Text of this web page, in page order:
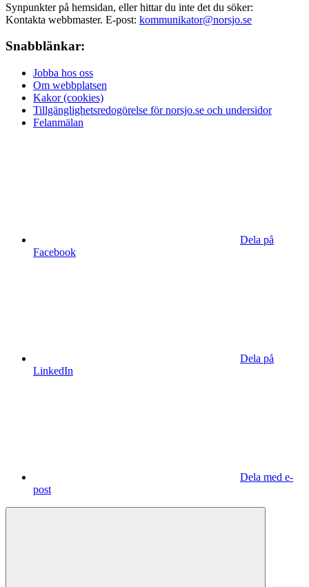
Synpunkter på hemsidan, eller hittar du inte det du söker:
Kontakta webbmaster. E-post: kommunikator@norsjo.se
Snabblänkar:
Jobba hos oss
Om webbplatsen
Kakor (cookies)
Tillgänglighetsredogörelse för norsjo.se och undersidor
Felanmälan
Dela på
Facebook
Dela på
LinkedIn
Dela med e-
post